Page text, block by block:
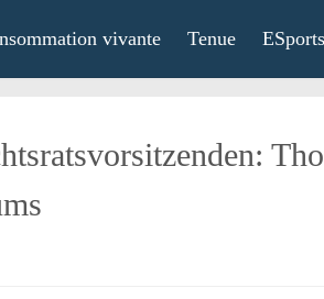
vivante Tenue ESports